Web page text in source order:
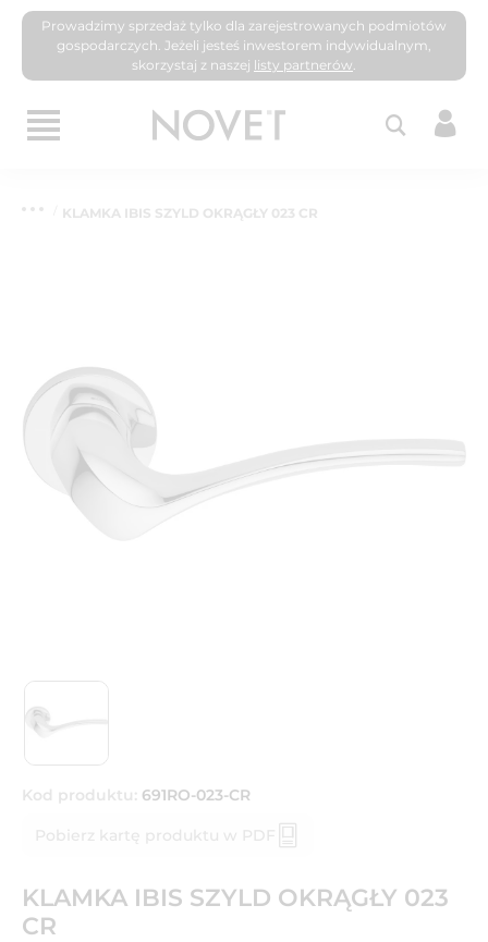
Prowadzimy sprzedaż tylko dla zarejestrowanych podmiotów
gospodarczych. Jeżeli jesteś inwestorem indywidualnym,
skorzystaj z naszej listy partnerów.
KLAMKA IBIS SZYLD OKRĄGŁY 023 CR
Kod produktu: 691RO-023-CR
Pobierz kartę produktu w PDF
KLAMKA IBIS SZYLD OKRĄGŁY 023
CR